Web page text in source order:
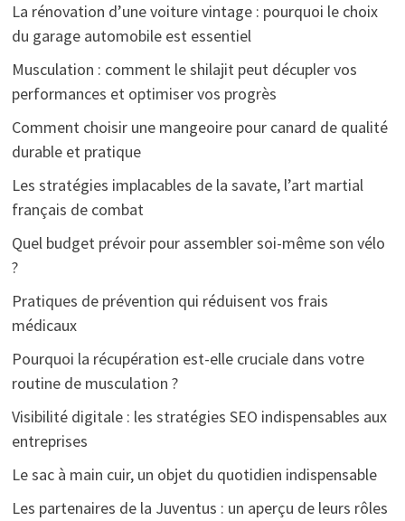
La rénovation d’une voiture vintage : pourquoi le choix
du garage automobile est essentiel
Musculation : comment le shilajit peut décupler vos
performances et optimiser vos progrès
Comment choisir une mangeoire pour canard de qualité
durable et pratique
Les stratégies implacables de la savate, l’art martial
français de combat
Quel budget prévoir pour assembler soi-même son vélo
?
Pratiques de prévention qui réduisent vos frais
médicaux
Pourquoi la récupération est-elle cruciale dans votre
routine de musculation ?
Visibilité digitale : les stratégies SEO indispensables aux
entreprises
Le sac à main cuir, un objet du quotidien indispensable
Les partenaires de la Juventus : un aperçu de leurs rôles